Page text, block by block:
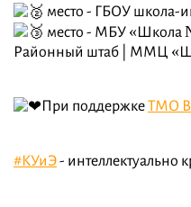
место - ГБОУ школа-
место - МБУ «Школа
Районный штаб | ММЦ
При поддержкеТМО
#КУиЭ- интеллектуально